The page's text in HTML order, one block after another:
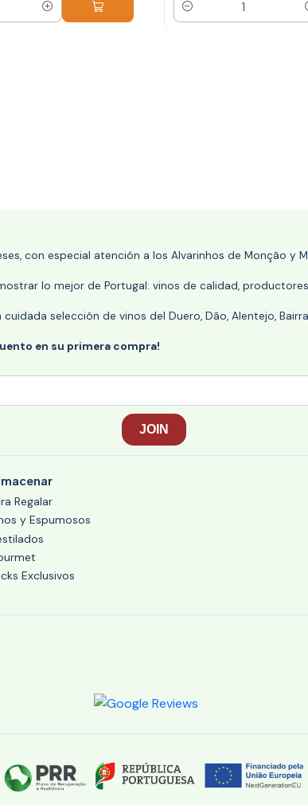
Cantidad
con especial atención a los Alvarinhos de Monção y
lo mejor de Portugal: vinos de calidad,
selección de vinos del Duero, Dão, Alentejo,
en su primera compra!
Regalar
y Espumosos
Exclusivos